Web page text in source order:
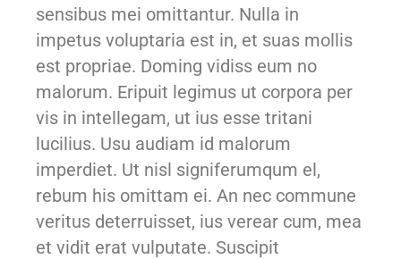
sensibus mei omittantur. Nulla in
impetus voluptaria est in, et suas mollis
est propriae. Doming vidiss eum no
malorum. Eripuit legimus ut corpora per
vis in intellegam, ut ius esse tritani
lucilius. Usu audiam id malorum
imperdiet. Ut nisl signiferumqum el,
rebum his omittam ei. An nec commune
veritus deterruisset, ius verear cum, mea
et vidit erat vulputate. Suscipit